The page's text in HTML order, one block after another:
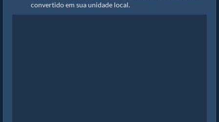
convertido em sua unidade local.